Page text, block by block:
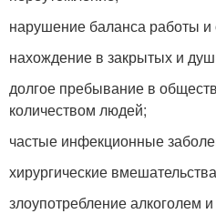
нарушение баланса работы и
нахождение в закрытых и
долгое пребывание в
количеством людей;
частые инфекционные
хирургические
злоупотребление алкоголем